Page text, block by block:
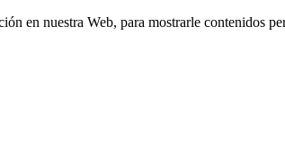
en nuestra Web, para mostrarle contenidos